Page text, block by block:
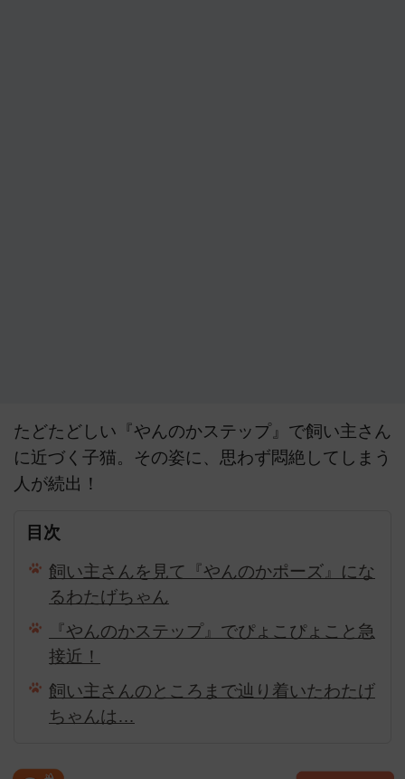
たどたどしい『やんのかステップ』で飼い主さん
に近づく子猫。その姿に、思わず悶絶してしまう
人が続出！
目次
飼い主さんを見て『やんのかポーズ』にな
るわたげちゃん
『やんのかステップ』でぴょこぴょこと急
接近！
飼い主さんのところまで辿り着いたわたげ
ちゃんは…